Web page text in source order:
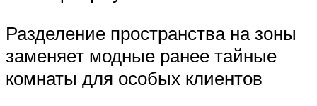
Разделение пространства на зоны
заменяет модные ранее тайные
комнаты для особых клиентов